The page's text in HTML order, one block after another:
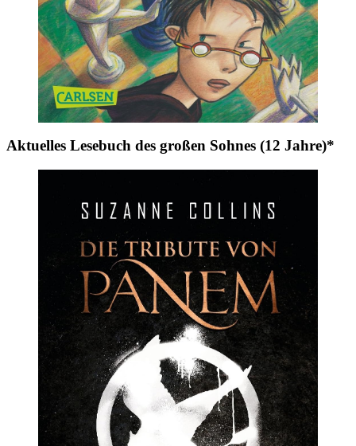
Aktuelles Lesebuch des großen Sohnes (12 Jahre)*